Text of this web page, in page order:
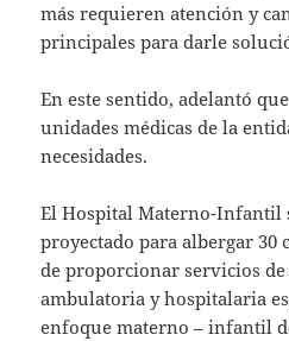
más requieren atención y
principales para darle
En este sentido, adelantó
unidades médicas de la
necesidades.
El Hospital Materno-Infantil
proyectado para albergar 30
de proporcionar servicios
ambulatoria y hospitalaria
enfoque materno – infantil